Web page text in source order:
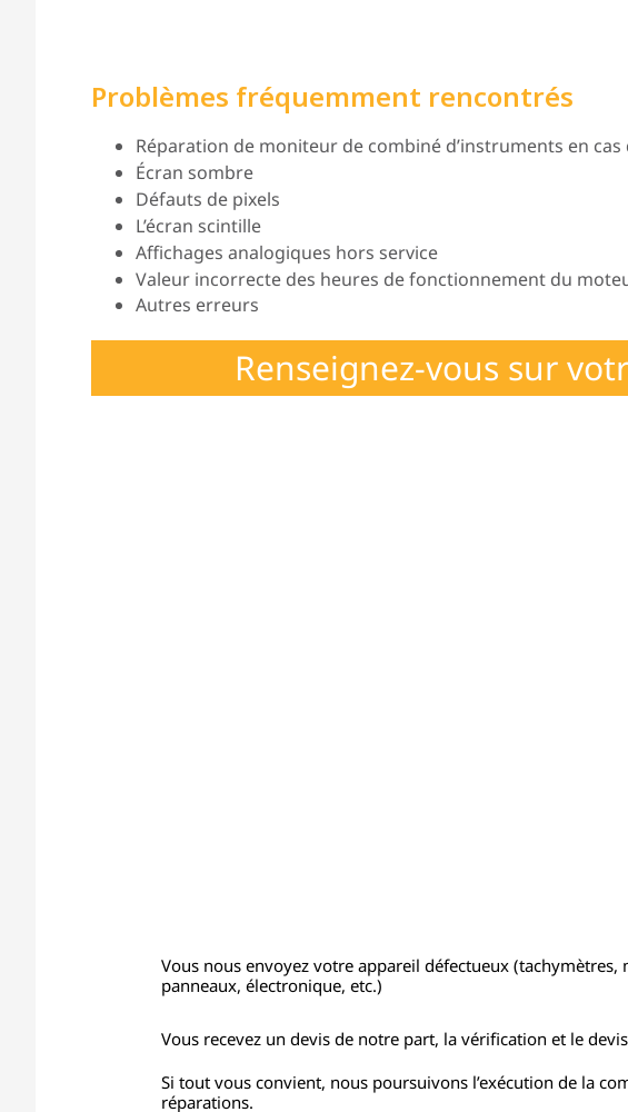
Problèmes fréquemment rencontrés
Réparation de moniteur de combiné d’instruments en
Écran sombre
Défauts de pixels
L’écran scintille
Affichages analogiques hors service
Valeur incorrecte des heures de fonctionnement du
Autres erreurs
Renseignez-vous sur
Vous nous envoyez votre appareil défectueux
panneaux, électronique, etc.)
Vous recevez un devis de notre part, la vérification et le
Si tout vous convient, nous poursuivons l’exécution de la
réparations.